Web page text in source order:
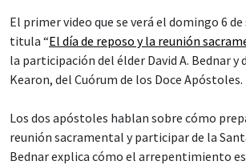
El primer video que se verá el domingo 6
titula “El día de reposo y la reunión
la participación del élder David A. Bednar y
Kearon, del Cuórum de los Doce Apóstoles.
Los dos apóstoles hablan sobre cómo
reunión sacramental y participar de la
Bednar explica cómo el arrepentimiento